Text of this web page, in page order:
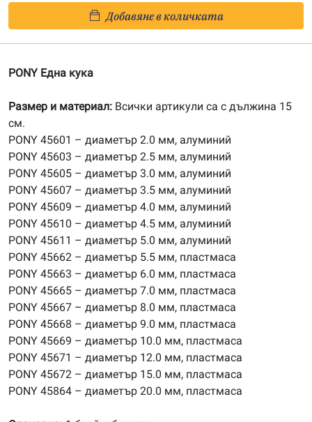
Една
кука
№20
Добавяне в количката
PONY Една кука
Размер и материал: Всички артикули са с дължина 15
см.
PONY 45601 – диаметър 2.0 мм, алуминий
PONY 45603 – диаметър 2.5 мм, алуминий
PONY 45605 – диаметър 3.0 мм, алуминий
PONY 45607 – диаметър 3.5 мм, алуминий
PONY 45609 – диаметър 4.0 мм, алуминий
PONY 45610 – диаметър 4.5 мм, алуминий
PONY 45611 – диаметър 5.0 мм, алуминий
PONY 45662 – диаметър 5.5 мм, пластмаса
PONY 45663 – диаметър 6.0 мм, пластмаса
PONY 45665 – диаметър 7.0 мм, пластмаса
PONY 45667 – диаметър 8.0 мм, пластмаса
PONY 45668 – диаметър 9.0 мм, пластмаса
PONY 45669 – диаметър 10.0 мм, пластмаса
PONY 45671 – диаметър 12.0 мм, пластмаса
PONY 45672 – диаметър 15.0 мм, пластмаса
PONY 45864 – диаметър 20.0 мм, пластмаса